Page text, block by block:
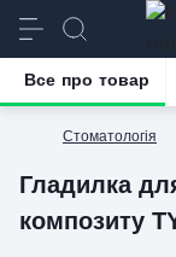
Стоматологія
Гладилка
композиту
Все про товар